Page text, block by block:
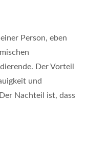
Person, eben
Der Vorteil
und
Nachteil ist, dass